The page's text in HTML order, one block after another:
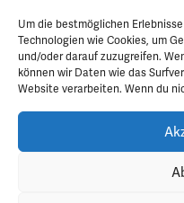
Um die bestmöglichen
Technologien wie Cookies, um
und/oder darauf zuzugreifen.
können wir Daten wie das
Website verarbeiten. Wenn du
Impressum
Datenschutz
FAQ
Kontakt